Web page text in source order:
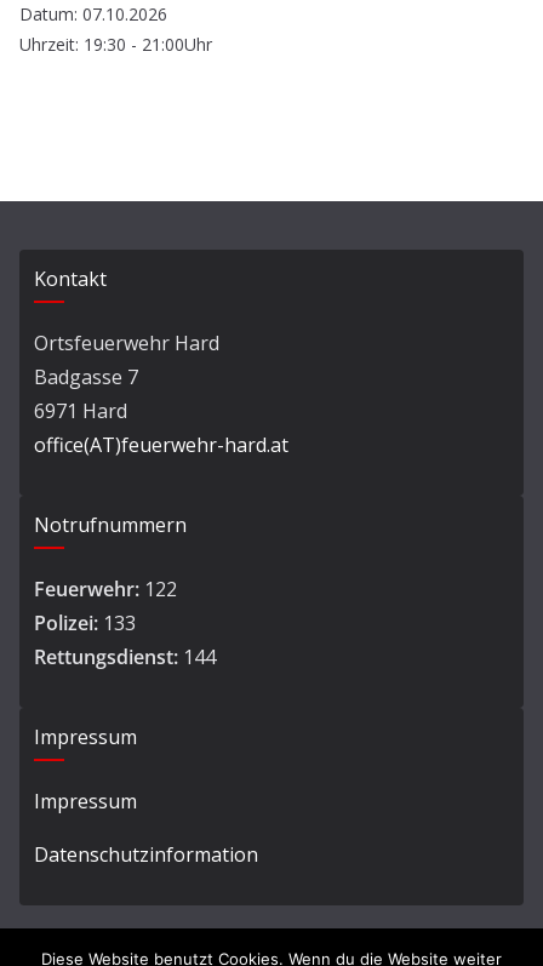
Datum: 07.10.2026
Uhrzeit: 19:30 - 21:00Uhr
Kontakt
Ortsfeuerwehr Hard
Badgasse 7
6971 Hard
office(AT)feuerwehr-hard.at
Notrufnummern
Feuerwehr: 122
Polizei: 133
Rettungsdienst: 144
Impressum
Impressum
Datenschutzinformation
Diese Website benutzt Cookies. Wenn du die Website weiter